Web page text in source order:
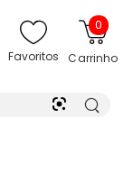
Favoritos
0
Carrinho